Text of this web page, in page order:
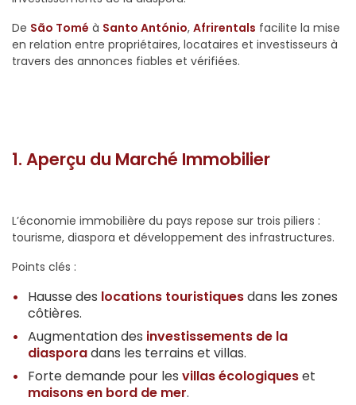
De São Tomé à Santo António, Afrirentals facilite la mise
en relation entre propriétaires, locataires et investisseurs à
travers des annonces fiables et vérifiées.
1. Aperçu du Marché Immobilier
L’économie immobilière du pays repose sur trois piliers :
tourisme, diaspora et développement des infrastructures.
Points clés :
Hausse des locations touristiquesdans les zones
côtières.
Augmentation des investissements de la
diasporadans les terrains et villas.
Forte demande pour les villas écologiqueset
maisons en bord de mer.